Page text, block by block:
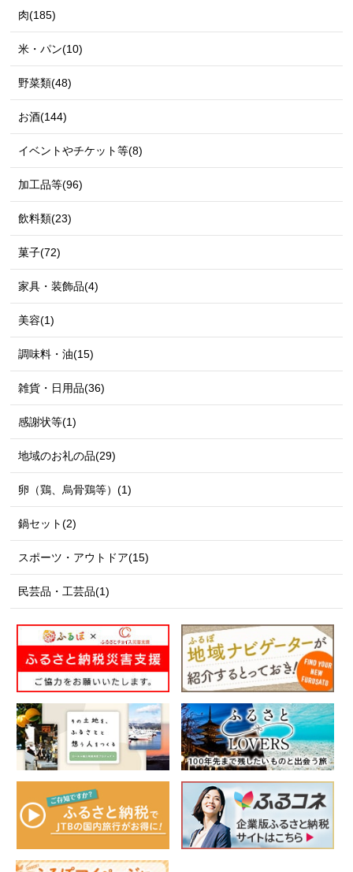
肉(185)
米・パン(10)
野菜類(48)
お酒(144)
イベントやチケット等(8)
加工品等(96)
飲料類(23)
菓子(72)
家具・装飾品(4)
美容(1)
調味料・油(15)
雑貨・日用品(36)
感謝状等(1)
地域のお礼の品(29)
卵（鶏、烏骨鶏等）(1)
鍋セット(2)
スポーツ・アウトドア(15)
民芸品・工芸品(1)